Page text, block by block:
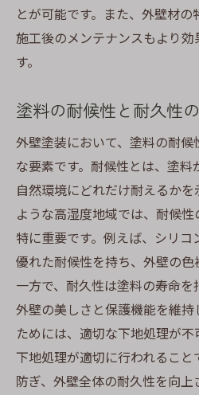
とが可能です。また、外壁材の
施工後のメンテナンスもより
す。
塗料の耐候性と耐久性
外壁塗装において、塗料の耐
な要素です。耐候性とは、塗
自然環境にどれだけ耐えるか
ような高湿度地域では、耐候
特に重要です。例えば、シリ
優れた耐候性を持ち、外壁の色
一方で、耐久性は塗料の寿命
外壁の美しさと保護機能を維持
ためには、適切な下地処理が
下地処理が適切に行われるこ
防ぎ、外壁全体の耐久性を向上